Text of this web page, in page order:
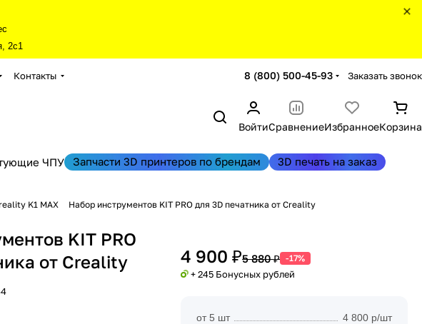
2с1
Контакты 8 (800) 500-45-93 Заказать звонок
ВойтиСравнениеИзбранноеКорзина
ЧПУ Запчасти 3D принтеров по брендам 3D печать на заказ
K1 MAX Набор инструментов KIT PRO для 3D печатника от Creality
KIT PRO
от Creality
4 900 ₽5 880 ₽ -17%
+ 245 Бонусных рублей
от 5 шт
4 800 р/шт